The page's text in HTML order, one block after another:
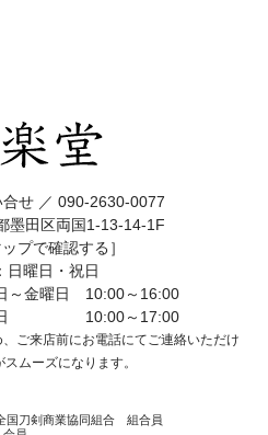
せ ／ 090-2630-0077
墨田区両国1-13-14-1F
プで確認する］
日曜日・祝日
～金曜日 10:00～16:00
日 10:00～17:00
ご来店前にお電話にてご連絡いただけ
スムーズになります。
国刀剣商業協同組合 組合員